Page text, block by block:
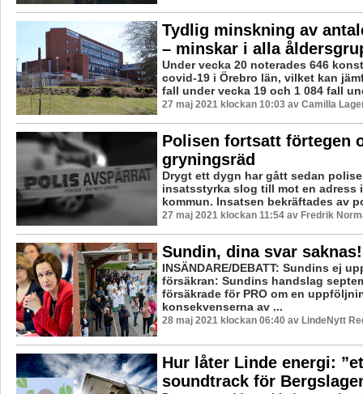
Tydlig minskning av
– minskar i alla
Under vecka 20 noterades 646
covid-19 i Örebro län, vilket kan
fall under vecka 19 och 1 084 fall
27 maj 2021 klockan 10:03 av Camilla
Polisen fortsatt förtegen
gryningsräd
Drygt ett dygn har gått sedan
insatsstyrka slog till mot en adress
kommun. Insatsen bekräftades av
27 maj 2021 klockan 11:54 av Fredrik
Sundin, dina svar saknas!
INSÄNDARE/DEBATT: Sundins ej
försäkran: Sundins handslag
försäkrade för PRO om en
konsekvenserna av ...
28 maj 2021 klockan 06:40 av LindeNytt
Hur låter Linde energi:
soundtrack för